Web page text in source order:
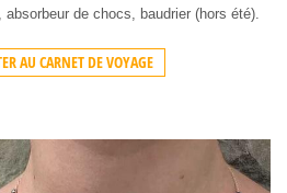
de chocs, baudrier (hors été).
AU CARNET DE VOYAGE